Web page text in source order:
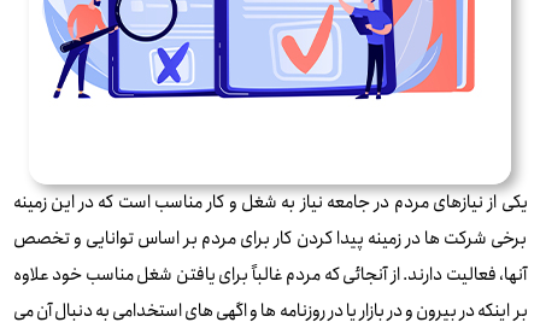
یکی از نیازهای مردم در جامعه نیاز به شغل و کار مناسب است که در این زمینه
برخی شرکت ها در زمینه پیدا کردن کار برای مردم بر اساس توانایی و تخصص
آنها، فعالیت دارند. از آنجائی که مردم غالباً برای یافتن شغل مناسب خود علاوه
بر اینکه در بیرون و در بازار یا در روزنامه ها و اگهی های استخدامی به دنبال آن می